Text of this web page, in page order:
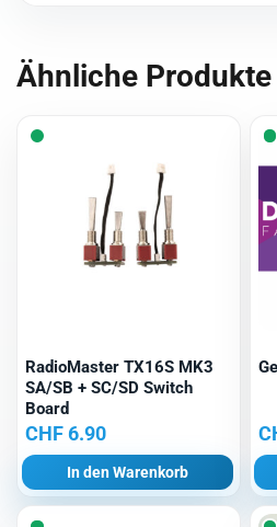
Ähnliche Produkte
RadioMaster TX16S MK3
SA/SB + SC/SD Switch
Board
CHF6.90
In den Warenkorb